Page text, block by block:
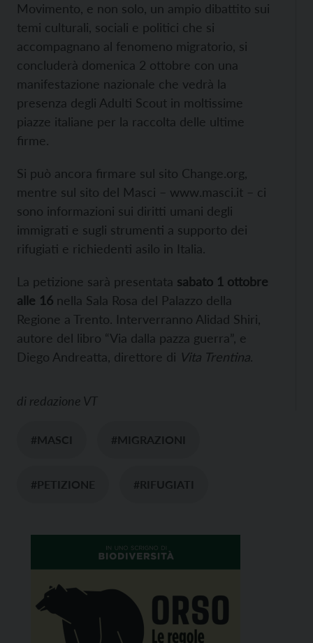
Movimento, e non solo, un ampio dibattito sui
temi culturali, sociali e politici che si
accompagnano al fenomeno migratorio, si
concluderà domenica 2 ottobre con una
manifestazione nazionale che vedrà la
presenza degli Adulti Scout in moltissime
piazze italiane per la raccolta delle ultime
firme.
Si può ancora firmare sul sito Change.org,
mentre sul sito del Masci – www.masci.it – ci
sono informazioni sui diritti umani degli
immigrati e sugli strumenti a supporto dei
rifugiati e richiedenti asilo in Italia.
La petizione sarà presentata sabato 1 ottobre
alle 16 nella Sala Rosa del Palazzo della
Regione a Trento. Interverranno Alidad Shiri,
autore del libro “Via dalla pazza guerra”, e
Diego Andreatta, direttore di Vita Trentina.
di redazione VT
#MASCI #MIGRAZIONI
#PETIZIONE #RIFUGIATI